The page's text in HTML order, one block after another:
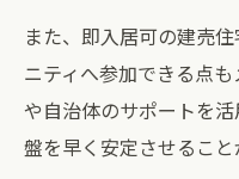
また、即入居可の建売
ニティへ参加できる点
や自治体のサポートを
盤を早く安定させること